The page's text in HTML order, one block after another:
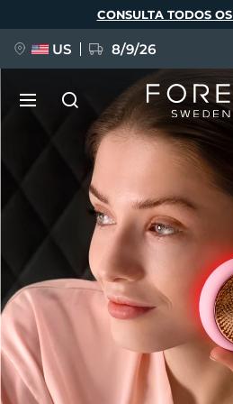
principal
CONSULTA TODOS
US 8/9/26
As
NOVIDADE
FAQ™ Pure Beauty-Tech
BREAKING NEWS
issa™ Teeth Whitening Set
Idioma
Deutsch
Français
Italiano
Polski
Svenska
Türkçe
简体中文